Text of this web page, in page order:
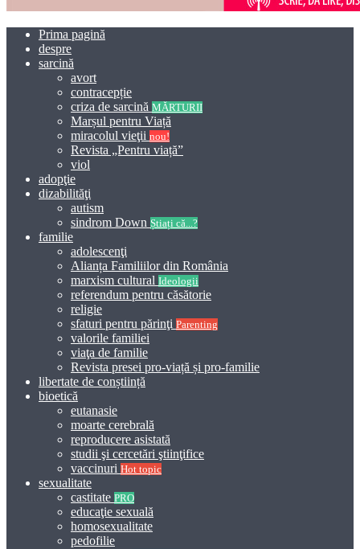
Prima pagină
despre
sarcină
avort
contracepție
criza de sarcină MĂRTURII
Marșul pentru Viață
miracolul vieţii nou!
Revista „Pentru viață”
viol
adopţie
dizabilităţi
autism
sindrom Down Știați că...?
familie
adolescenţi
Alianța Familiilor din România
marxism cultural Ideologii
referendum pentru căsătorie
religie
sfaturi pentru părinţi Parenting
valorile familiei
viaţa de familie
Revista presei pro-viață și pro-familie
libertate de conștiință
bioetică
eutanasie
moarte cerebrală
reproducere asistată
studii şi cercetări ştiinţifice
vaccinuri Hot topic
sexualitate
castitate PRO
educaţie sexuală
homosexualitate
pedofilie